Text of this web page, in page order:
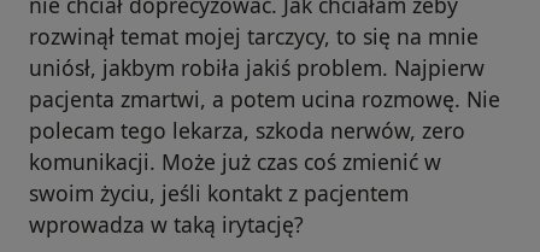
rozwinął temat mojej tarczycy, to się na mnie
uniósł, jakbym robiła jakiś problem. Najpierw
pacjenta zmartwi, a potem ucina rozmowę. Nie
polecam tego lekarza, szkoda nerwów, zero
komunikacji. Może już czas coś zmienić w
swoim życiu, jeśli kontakt z pacjentem
wprowadza w taką irytację?